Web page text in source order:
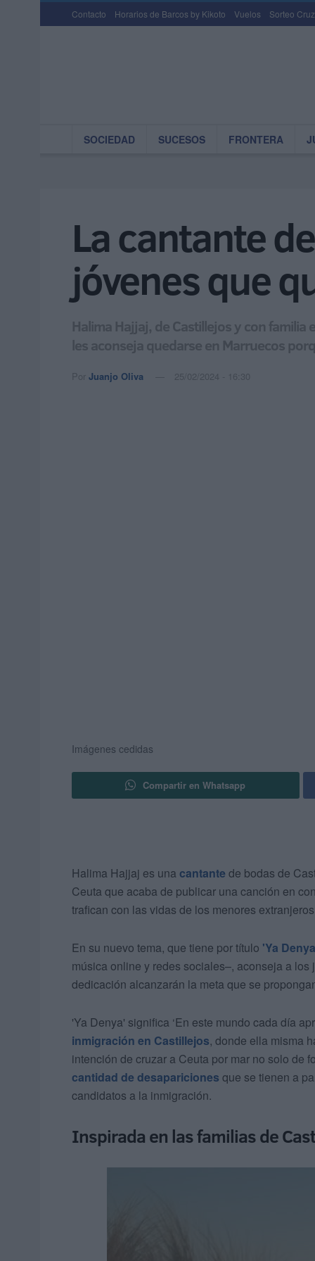
Contacto Horarios de Barcos by Kikoto Vuelos Sorteo
SOCIEDAD SUCESOS FRONTERA
La cantante
jóvenes que
Halima Hajjaj, de Castillejos y con
les aconseja quedarse en Marruecos
Por Juanjo Oliva 25/02/2024 - 16:30
Imágenes cedidas
Compartir en Whatsapp
Halima Hajjaj es una cantante de bodas de
Ceuta que acaba de publicar una canción en
trafican con las vidas de los menores
En su nuevo tema, que tiene por título 'Ya
música online y redes sociales–, aconseja a
dedicación alcanzarán la meta que se
'Ya Denya' significa ‘En este mundo cada día
inmigración en Castillejos, donde ella misma
intención de cruzar a Ceuta por mar no solo de
cantidad de desapariciones que se tienen a
candidatos a la inmigración.
Inspirada en las familias de